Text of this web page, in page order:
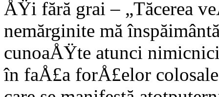
ÅŸi fără grai – „Tăcerea
nemărginite mă
cunoaÅŸte atunci
în faÅ£a forÅ£elor